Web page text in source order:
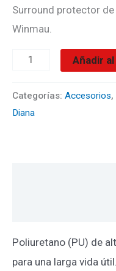
Surround protector
Winmau.
Añadir
Categorías: Accesorios,
Diana
Poliuretano (PU) de
para una larga vida útil.